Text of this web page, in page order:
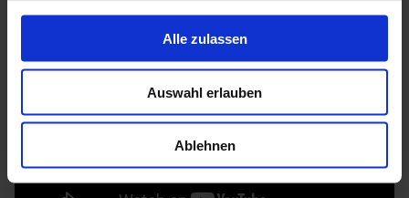
Alle zulassen
Auswahl erlauben
Ablehnen